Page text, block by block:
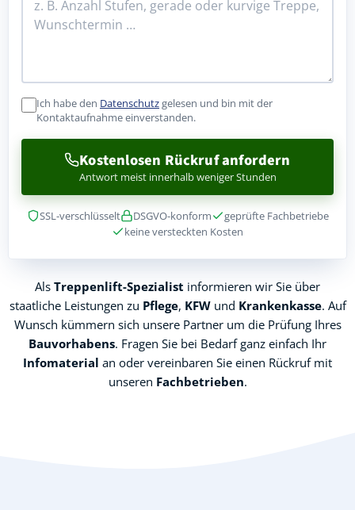
Ich habe den Datenschutzgelesen und bin mit der
Kontaktaufnahme einverstanden.
Kostenlosen Rückruf anfordern
Antwort meist innerhalb weniger Stunden
SSL-verschlüsselt DSGVO-konform
geprüfte Fachbetriebe
keine versteckten Kosten
Als Treppenlift-Spezialist informieren wir Sie über
staatliche Leistungen zu Pflege, KFWund Krankenkasse. Auf
Wunsch kümmern sich unsere Partner um die Prüfung Ihres
Bauvorhabens. Fragen Sie bei Bedarf ganz einfach Ihr
Infomaterial an oder vereinbaren Sie einen Rückruf mit
unseren Fachbetrieben.